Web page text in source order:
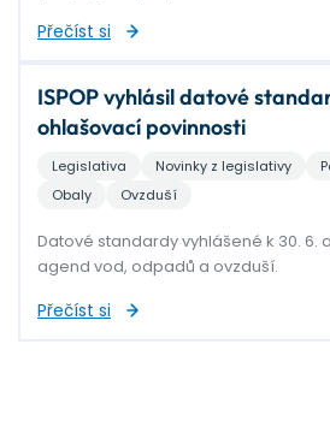
Přečíst si
ISPOP vyhlásil datové
ohlašovací povinnosti
Legislativa Novinky z legislativy
Obaly
Ovzduší
Datové standardy vyhlášené k 30. 6.
agend vod, odpadů a ovzduší.
Přečíst si